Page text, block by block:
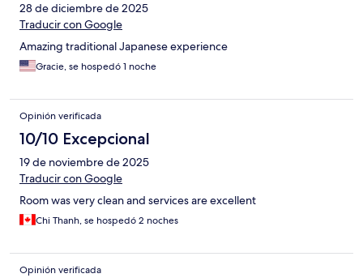
28 de diciembre de 2025
Traducir con Google
Amazing traditional Japanese experience
Gracie, se hospedó 1 noche
Opinión verificada
10/10 Excepcional
19 de noviembre de 2025
Traducir con Google
Room was very clean and services are excellent
Chi Thanh, se hospedó 2 noches
Opinión verificada